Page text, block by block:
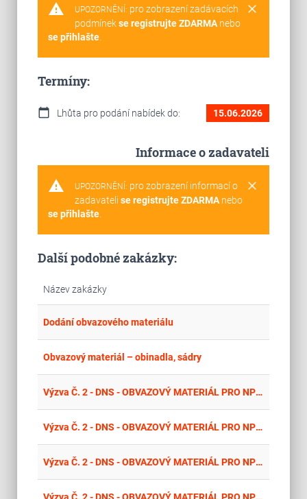
warning clear
UPOZORNĚNÍ: pro zobrazení zadávacích
podmínekse registrujte ZDARMAnebo
se přihlašte.
Termíny:
calendar_today Lhůta pro podání nabídek do: 15.06.2026
Informace o zadavateli
warning clear
UPOZORNĚNÍ: pro zobrazení informací o
zadavateli se registrujte ZDARMAnebo
se přihlašte.
Další podobné zakázky:
Název zakázky
Dodání obvazového materiálu
Obvazový materiál – obinadla, sádry
Výzva Č. 2 - DNS - OBVAZOVÝ MATERIÁL PRO NPK - KATEGORIE 13 – SÍŤOVÉ TUBULÁRNÍ OBVAZY - BEZEŠVÉ, VYSOCE ELASTICKÉ S VELKÝMI OKY PRIMÁRNĚ URČENÉ K RYCHLÉ FIXACI KRYTÍ RAN NA JAKÉMKOLI MÍSTĚ TĚLA
Výzva Č. 2 - DNS - OBVAZOVÝ MATERIÁL PRO NPK - KATEGORIE 11 - OBINADLA HYDROFILNÍ
Výzva Č. 2 - DNS - OBVAZOVÝ MATERIÁL PRO NPK - KATEGORIE 10 – KOMPRESIVNÍ OBINADLA